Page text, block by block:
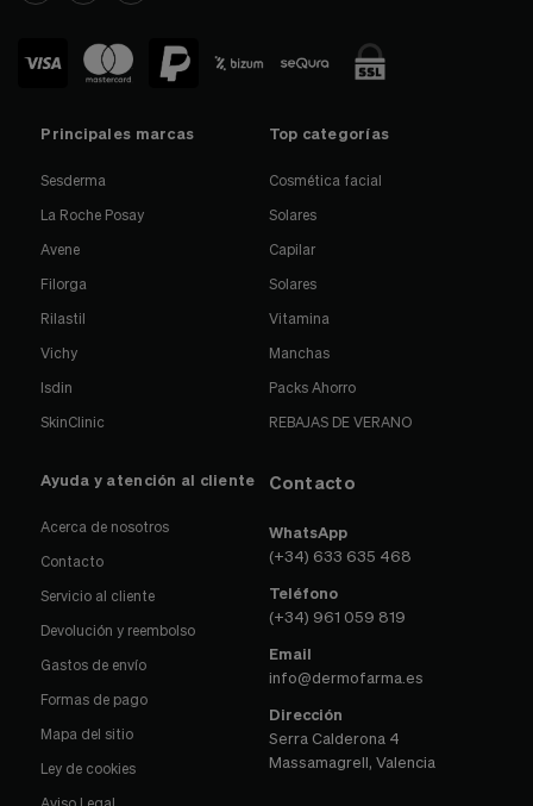
Principales marcas
Sesderma
La Roche Posay
Avene
Filorga
Rilastil
Vichy
Isdin
SkinClinic
Top categorías
Cosmética facial
Solares
Capilar
Solares
Vitamina
Manchas
Packs Ahorro
REBAJAS DE VERANO
Ayuda y atención al cliente
Acerca de nosotros
Contacto
Servicio al cliente
Devolución y reembolso
Gastos de envío
Formas de pago
Mapa del sitio
Ley de cookies
Aviso Legal
Contacto
WhatsApp
(+34) 633 635 468
Teléfono
(+34) 961 059 819
Email
info@dermofarma.es
Dirección
Serra Calderona 4
Massamagrell, Valencia